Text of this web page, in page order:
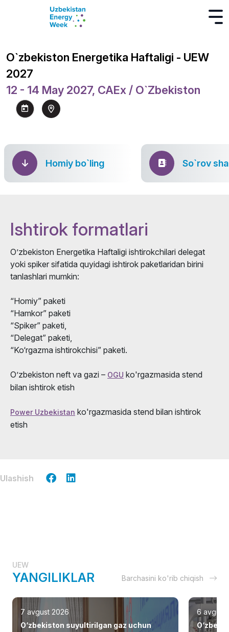
O`zbekiston Energetika Haftaligi - UEW
2027
12 - 14 May 2027, CAEx / O`zbekiston
Homiy bo`ling So`rov
Ishtirok formatlari
O’zbekiston Energetika Haftaligi ishtirokchilari delegat
yoki spiker sifatida quyidagi ishtirok paketlaridan birini
tanlashlari mumkin:
“Homiy” paketi
“Hamkor” paketi
“Spiker” paketi,
“Delegat” paketi,
“Ko‘rgazma ishtirokchisi” paketi.
O’zbekiston neft va gazi – OGU ko'rgazmasida stend
bilan ishtirok etish
Power Uzbekistan ko'rgazmasida stend bilan ishtirok
etish
Ulashish
UEW
YANGILIKLAR Barchasini ko'rib chiqish
7 avgust 2026
O‘zbekiston suyultirilgan gaz uchun
6 avgust